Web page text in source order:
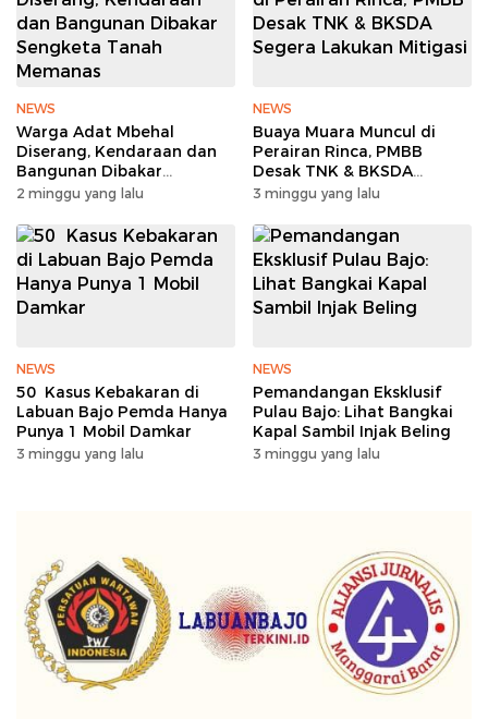
NEWS
Warga Adat Mbehal
Diserang, Kendaraan dan
Bangunan Dibakar
Sengketa Tanah Memanas
2 minggu yang lalu
NEWS
Buaya Muara Muncul di
Perairan Rinca, PMBB
Desak TNK & BKSDA
Segera Lakukan Mitigasi
3 minggu yang lalu
NEWS
50 Kasus Kebakaran di
Labuan Bajo Pemda Hanya
Punya 1 Mobil Damkar
3 minggu yang lalu
NEWS
Pemandangan Eksklusif
Pulau Bajo: Lihat Bangkai
Kapal Sambil Injak Beling
3 minggu yang lalu